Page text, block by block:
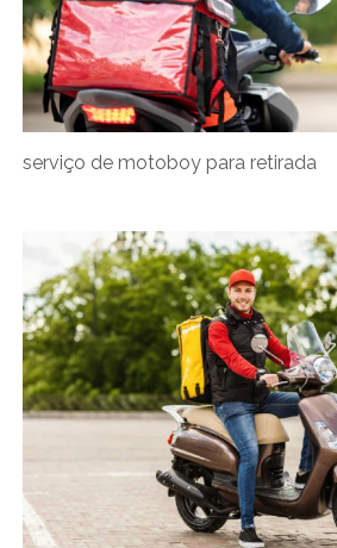
serviço de motoboy para retirada